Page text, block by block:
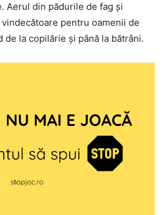
Aerul din pădurile de fag și
pentru oamenii de
de la copilărie și până la bătrâni.